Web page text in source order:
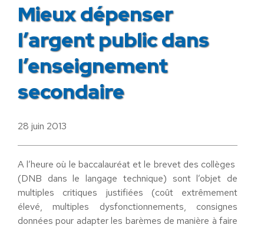
Mieux dépenser
l’argent public dans
l’enseignement
secondaire
28 juin 2013
A l’heure où le baccalauréat et le brevet des collèges
(DNB dans le langage technique) sont l’objet de
multiples critiques justifiées (coût extrêmement
élevé, multiples dysfonctionnements, consignes
données pour adapter les barèmes de manière à faire